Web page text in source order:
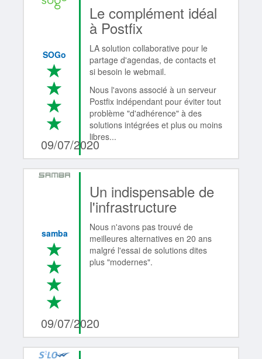
SOGo
*
*
*
*
4/4
09/07/2020
Le complément idéal
à Postfix
LA solution collaborative pour le
partage d'agendas, de contacts et
si besoin le webmail.
Nous l'avons associé à un serveur
Postfix indépendant pour éviter tout
problème "d'adhérence" à des
solutions intégrées et plus ou moins
libres...
samba
*
*
*
*
4/4
09/07/2020
Un indispensable de
l'infrastructure
Nous n'avons pas trouvé de
meilleures alternatives en 20 ans
malgré l'essai de solutions dites
plus "modernes".